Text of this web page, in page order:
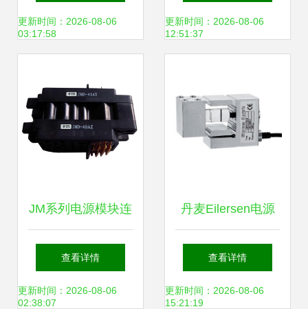
总线转换器，引领
杆
更新时间：2026-08-06
03:17:58
对比分析
更新时间：2026-08-06
12:51:37
JM系列电源模块连
接器深度解析
JMD40A与类三菱
查看详情
更新时间：2026-08-06
02:38:07
丹麦Eilersen电源
模块 化工行业精密
仪器的关键动力源
查看详情
更新时间：2026-08-06
15:21:19